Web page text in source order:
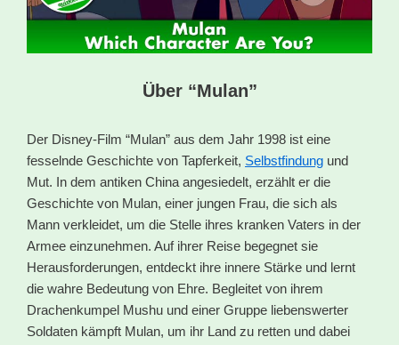
Über “Mulan”
Der Disney-Film “Mulan” aus dem Jahr 1998 ist eine
fesselnde Geschichte von Tapferkeit, Selbstfindung und
Mut. In dem antiken China angesiedelt, erzählt er die
Geschichte von Mulan, einer jungen Frau, die sich als
Mann verkleidet, um die Stelle ihres kranken Vaters in der
Armee einzunehmen. Auf ihrer Reise begegnet sie
Herausforderungen, entdeckt ihre innere Stärke und lernt
die wahre Bedeutung von Ehre. Begleitet von ihrem
Drachenkumpel Mushu und einer Gruppe liebenswerter
Soldaten kämpft Mulan, um ihr Land zu retten und dabei